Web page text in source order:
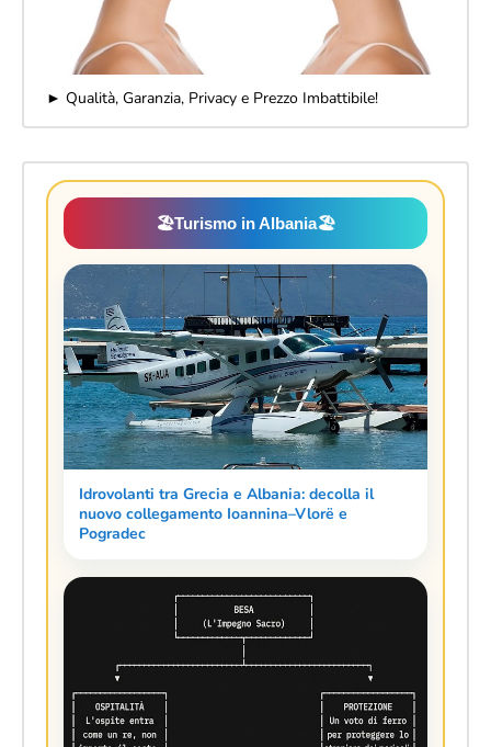
► Qualità, Garanzia, Privacy e Prezzo Imbattibile!
🏖️Turismo in Albania🏖️
Idrovolanti tra Grecia e Albania: decolla il
nuovo collegamento Ioannina–Vlorë e
Pogradec